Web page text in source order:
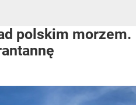
polskim morzem.